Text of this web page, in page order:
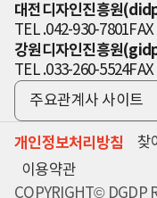
대전디자인진흥원
TEL .042-930-7801
강원디자인진흥원
TEL .033-260-5524
주요관계사 사이트
개인정보처리방침 찾
이용약관
COPYRIGHT© DGDP